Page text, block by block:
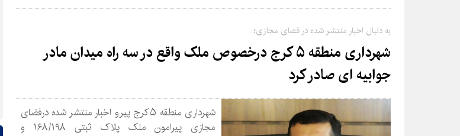
به دنبال اخبار منتشر شده در فضای مجازی؛
شهرداری منطقه ۵ کرج درخصوص ملک واقع در سه راه میدان مادر
جوابیه ای صادر کرد
شهرداری منطقه ۵ کرج پیرو اخبار منتشر شده درفضای
مجازی پیرامون ملک پلاک ثبتی ۱۶۸/۱۹۸ و